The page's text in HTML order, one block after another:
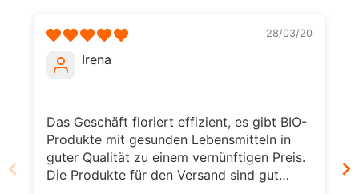
28/03/20
Irena
Das Geschäft floriert effizient, es gibt BIO-
Produkte mit gesunden Lebensmitteln in
guter Qualität zu einem vernünftigen Preis.
Die Produkte für den Versand sind gut